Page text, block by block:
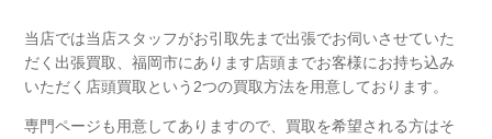
当店では当店スタッフがお引取先まで出張でお伺いさせていた
だく出張買取、福岡市にあります店頭までお客様にお持ち込み
いただく店頭買取という2つの買取方法を用意しております。
専門ページも用意してありますので、買取を希望される方はそ